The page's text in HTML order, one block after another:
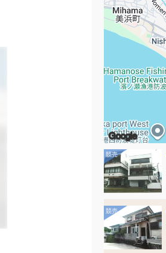
Google